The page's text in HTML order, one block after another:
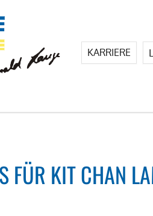
KARRIERE
FÜR KIT CHAN